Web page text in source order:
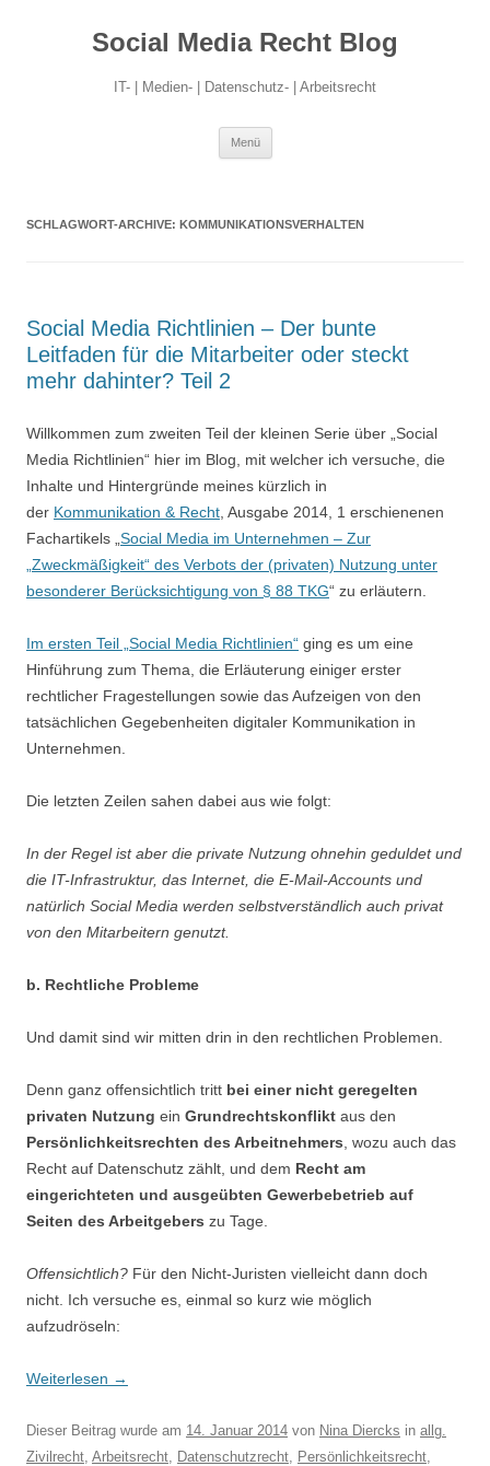
Social Media Recht Blog
IT- | Medien- | Datenschutz- | Arbeitsrecht
Menü
SCHLAGWORT-ARCHIVE: KOMMUNIKATIONSVERHALTEN
Social Media Richtlinien – Der bunte
Leitfaden für die Mitarbeiter oder steckt
mehr dahinter? Teil 2
Willkommen zum zweiten Teil der kleinen Serie über „Social
Media Richtlinien“ hier im Blog, mit welcher ich versuche, die
Inhalte und Hintergründe meines kürzlich in
der Kommunikation & Recht , Ausgabe 2014, 1 erschienenen
Fachartikels „ Social Media im Unternehmen – Zur
„Zweckmäßigkeit“ des Verbots der (privaten) Nutzung unter
besonderer Berücksichtigung von § 88 TKG“ zu erläutern.
Im ersten Teil „Social Media Richtlinien“ ging es um eine
Hinführung zum Thema, die Erläuterung einiger erster
rechtlicher Fragestellungen sowie das Aufzeigen von den
tatsächlichen Gegebenheiten digitaler Kommunikation in
Unternehmen.
Die letzten Zeilen sahen dabei aus wie folgt:
In der Regel ist aber die private Nutzung ohnehin geduldet und
die IT-Infrastruktur, das Internet, die E-Mail-Accounts und
natürlich Social Media werden selbstverständlich auch privat
von den Mitarbeitern genutzt.
b. Rechtliche Probleme
Und damit sind wir mitten drin in den rechtlichen Problemen.
Denn ganz offensichtlich tritt bei einer nicht geregelten
privaten Nutzung ein Grundrechtskonflikt aus den
Persönlichkeitsrechten des Arbeitnehmers , wozu auch das
Recht auf Datenschutz zählt, und dem Recht am
eingerichteten und ausgeübten Gewerbebetrieb auf
Seiten des Arbeitgebers zu Tage.
Offensichtlich? Für den Nicht-Juristen vielleicht dann doch
nicht. Ich versuche es, einmal so kurz wie möglich
aufzudröseln:
Weiterlesen →
Dieser Beitrag wurde am 14. Januar 2014 von Nina Diercks in allg.
Zivilrecht, Arbeitsrecht, Datenschutzrecht, Persönlichkeitsrecht,